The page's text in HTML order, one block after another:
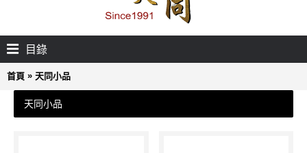
目錄
首頁 » 天同小品
天同小品